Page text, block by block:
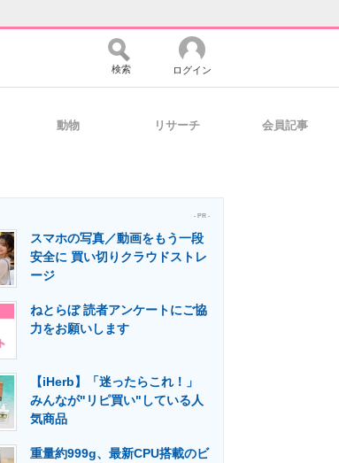
マーケ×ITの今がよく分かる
建設×テクノロジーの最前線
検索 ログイン
動物 リサーチ 会員記事
- PR -
スマホの写真／動画をもう一段
安全に 買い切りクラウドストレ
ージ
ねとらぼ 読者アンケートにご協
力をお願いします
【iHerb】「迷ったらこれ！」
みんなが"リピ買い"している人
気商品
重量約999g、最新CPU搭載のビ